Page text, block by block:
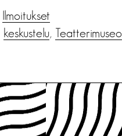
Ilmoitukset
keskustelu, Teatterimuseo